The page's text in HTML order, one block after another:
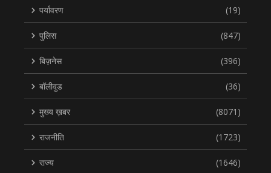
पर्यावरण (19)
पुलिस (847)
बिज़नेस (396)
बॉलीवुड (36)
मुख्य ख़बर (8071)
राजनीति (1723)
राज्य (1646)